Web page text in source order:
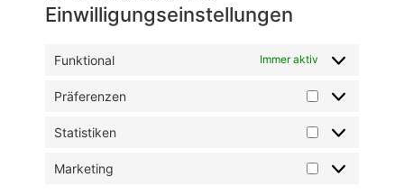
Einwilligungseinstellungen
Funktional Immer aktiv
Präferenzen
Statistiken
Marketing